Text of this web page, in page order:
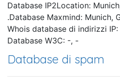
Database IP2Location:
.Database Maxmind: Munich,
Whois database di indirizzi IP:
Database W3C: -, -
Database di spam